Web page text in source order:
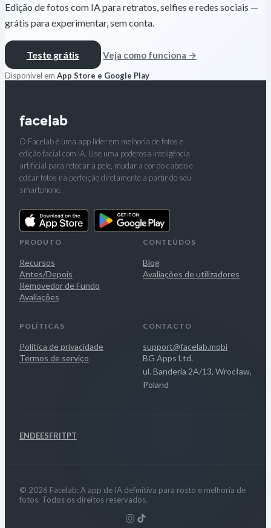
Edição de fotos com IA para retratos, selfies e redes sociais —
grátis para experimentar, sem conta.
Teste grátis Veja como funciona →
Disponível em App Store e Google Play
O Facelab é uma app líder em melhoria de fotos e
edição facial com IA. Use uma poderosa inteligência
artificial para retocar a pele, mudar a cor do cabelo e
editar fotos na perfeição diretamente a partir do seu
smartphone.
PRODUTO
Recursos
Antes/Depois
Removedor de Fundo
Avaliações
CONTEÚDOS
Blog
Avaliações de utilizadores
POLÍTICAS
Política de privacidade
Termos de serviço
CONTACTO
support@facelab.mobi
BG Apps Ltd.
ul. Banderia 2A/13, Wrocław,
Poland
ENDEESFRITPT
© 2026 Facelab: A app de IA definitiva para rosto e melhoria de
fotos. Todos os direitos reservados.